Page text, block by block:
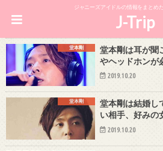
ジャニーズアイドルの情報をまとめ
J-Trip
堂本剛
堂本剛は耳が聞
やヘッドホンが
2019.10.20
堂本剛
堂本剛は結婚し
い相手、好みの
2019.10.20